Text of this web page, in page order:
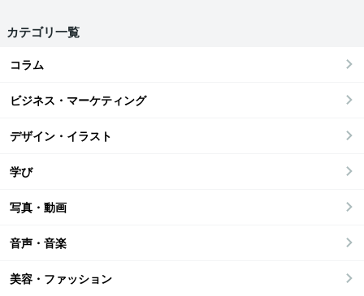
カテゴリ一覧
コラム
ビジネス・マーケティング
デザイン・イラスト
学び
写真・動画
音声・音楽
美容・ファッション